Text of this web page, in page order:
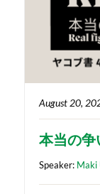
August 20,
本当の争
Speaker: Maki